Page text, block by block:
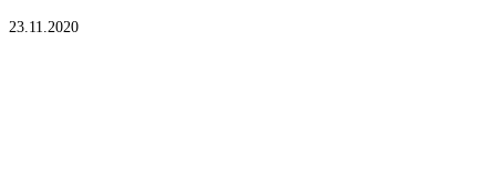
23.11.2020